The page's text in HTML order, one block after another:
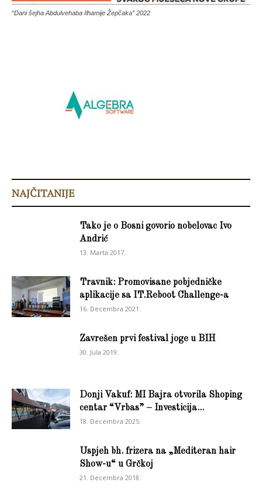
“Dani šejha Abdulvehaba Ilhamije Žepčaka” 2022
NAJČITANIJE
Tako je o Bosni govorio nobelovac Ivo
Andrić
13. Marta 2017.
Travnik: Promovisane pobjedničke
aplikacije sa IT.Reboot Challenge-a
16. Decembra 2021.
Zavrešen prvi festival joge u BIH
30. Jula 2019.
Donji Vakuf: MI Bajra otvorila Shoping
centar “Vrbas” – Investicija...
18. Decembra 2025.
Uspjeh bh. frizera na „Mediteran hair
Show-u“ u Grčkoj
21. Decembra 2018.